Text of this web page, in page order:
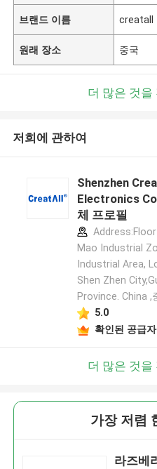
곧 다시 연락
브랜드 이름 creatall
원래 장소 중국
더 많은 것을
저희에 관하여
Shenzhen
Electronics
체 프로필
Mao Industrial
Industrial Area,
Shen Zhen
Province. China ,
5.0
확인된 공급자
더 많은 것을
가장 저렴
라즈베